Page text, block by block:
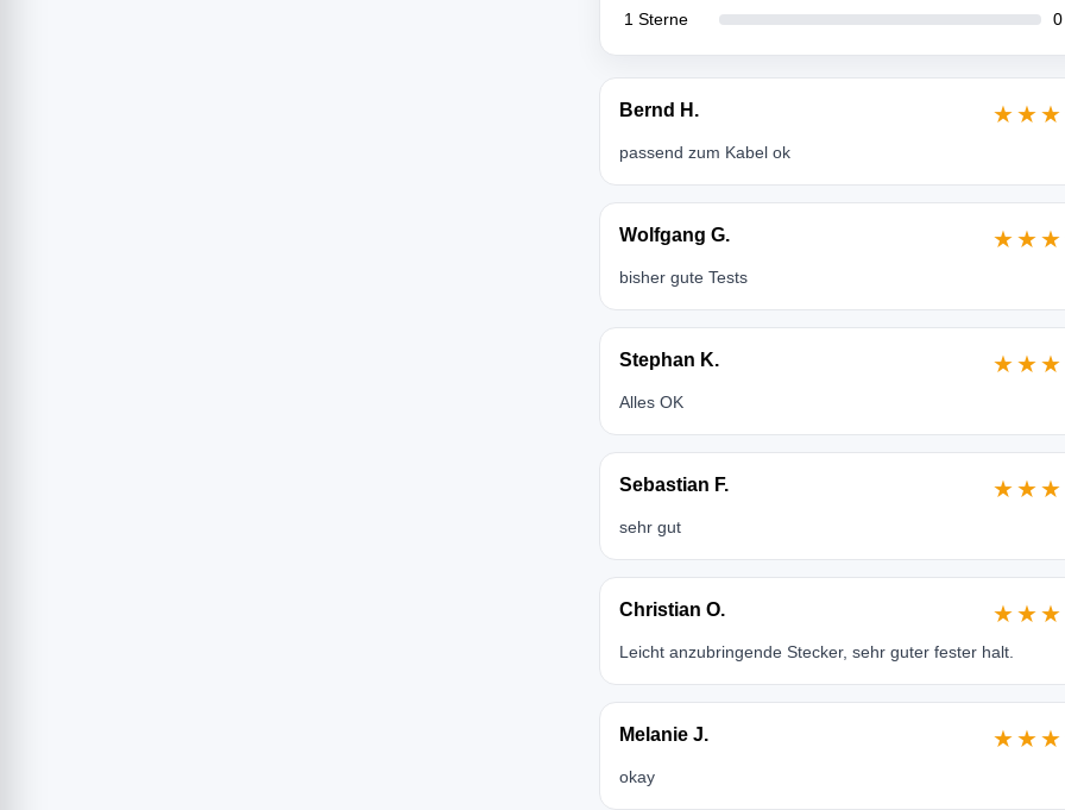
1 Sterne
0
Bernd H.
passend zum Kabel ok
Wolfgang G.
bisher gute Tests
Stephan K.
Alles OK
Sebastian F.
sehr gut
Christian O.
Leicht anzubringende Stecker, sehr guter fester halt.
Melanie J.
okay